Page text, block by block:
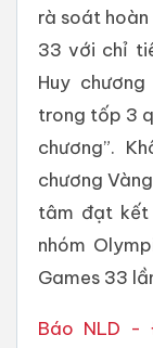
rà soát
33 với chỉ
Huy
trong tốp 3
chương”.
chương
tâm đạt
nhóm
Games 33
Báo NLD -